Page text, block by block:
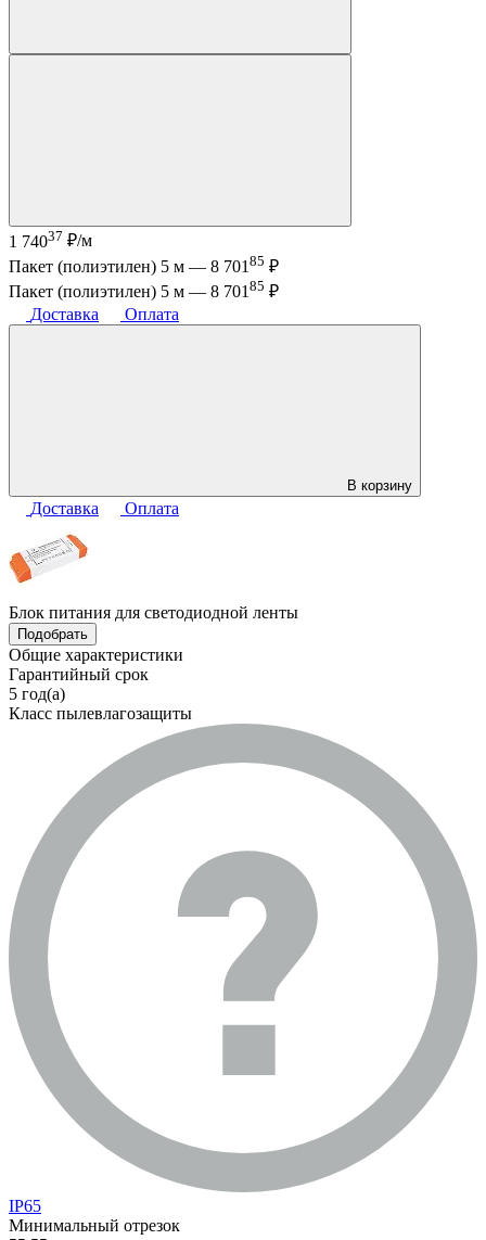
1 74037 ₽/м
Пакет (полиэтилен) 5 м — 8 701 85 ₽
Пакет (полиэтилен) 5 м — 8 701 85 ₽
Доставка
Оплата
В корзину
Доставка Оплата
Блок питания для светодиодной ленты
Подобрать
Общие характеристики
Гарантийный срок
5 год(а)
Класс пылевлагозащиты
IP65
Минимальный отрезок